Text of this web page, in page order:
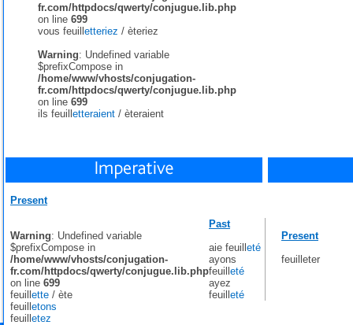
fr.com/httpdocs/qwerty/conjugue.lib.php
on line 699
vous feuill etteriez / èteriez
Warning: Undefined variable
$prefixCompose in
/home/www/vhosts/conjugation-
fr.com/httpdocs/qwerty/conjugue.lib.php
on line 699
ils feuill etteraient/ èteraient
Present
Warning: Undefined variable
$prefixCompose in
/home/www/vhosts/conjugation-
fr.com/httpdocs/qwerty/conjugue.lib.php
on line 699
feuill ette / ète
feuill etons
feuill etez
Past
aie feuill eté
ayons
feuill eté
ayez
feuill eté
Present
feuilleter